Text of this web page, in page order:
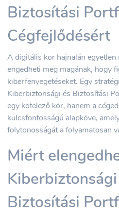
Biztosítási
Cégfejlődésért
A digitális kor hajnalán egyetlen
engedheti meg magának, hogy
kiberfenyegetéseket. Egy
Kiberbiztonsági és Biztosítási
egy kötelező kör, hanem a
kulcsfontosságú alapköve,
folytonosságát a folyamatosan
Miért
Biztosítási